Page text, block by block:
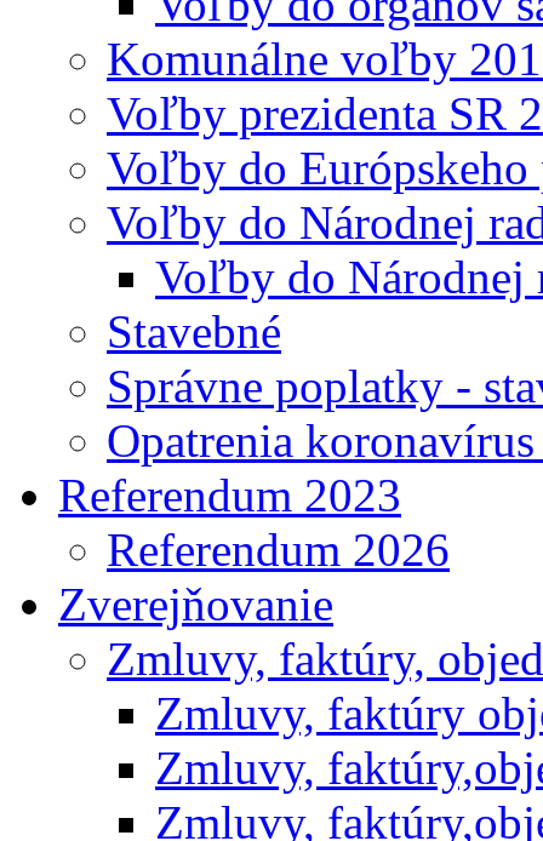
Komunálne voľby
Voľby prezidenta SR
Voľby do Európskeho
Voľby do Národnej
Voľby do Národnej
Stavebné
Správne poplatky -
Opatrenia
Referendum 2023
Referendum 2026
Zverejňovanie
Zmluvy, faktúry,
Zmluvy, faktúry
Zmluvy,
Zmluvy,